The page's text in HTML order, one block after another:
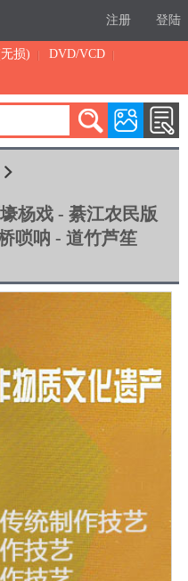
注册 登陆
损)
DVD/VCD
杨戏 - 綦江农民版
唢呐 - 道竹芦笙